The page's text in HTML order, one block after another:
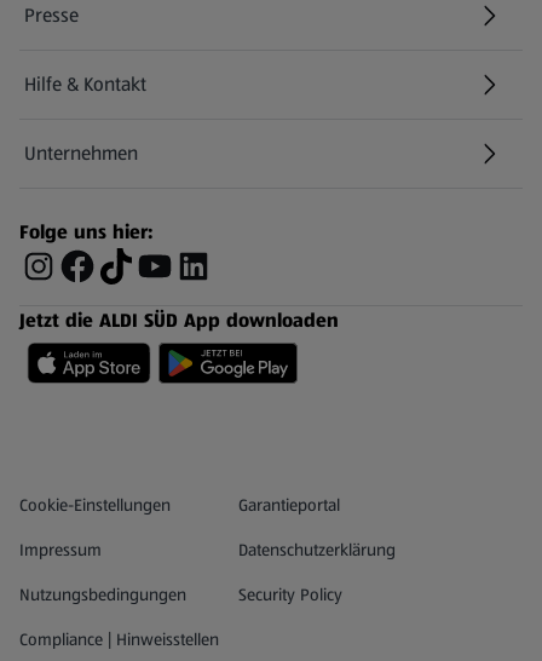
Presse
Hilfe & Kontakt
(öffnet in einem neuen Tab)
Unternehmen
Folge uns hier:
Jetzt die ALDI SÜD App downloaden
Datenschutz- und Richtlinienmenü
Cookie-Einstellungen Garantieportal
(öffnet in einem neuen Tab)
Impressum
Datenschutzerklärung
Nutzungsbedingungen
Security Policy
Compliance | Hinweisstellen